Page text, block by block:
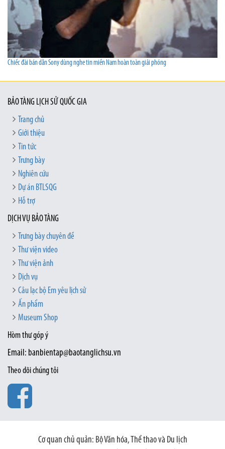
Chiếc đài bán dẫn Sony dùng nghe tin miền Nam hoàn toàn giải phóng
BẢO TÀNG LỊCH SỬ QUỐC GIA
Trang chủ
Giới thiệu
Tin tức
Trưng bày
Nghiên cứu
Dự án BTLSQG
Hỗ trợ
DỊCH VỤ BẢO TÀNG
Trưng bày chuyên đề
Thư viện video
Thư viện ảnh
Dịch vụ
Câu lạc bộ Em yêu lịch sử
Ấn phẩm
Museum Shop
Hòm thư góp ý
Email: banbientap@baotanglichsu.vn
Theo dõi chúng tôi
Cơ quan chủ quản: Bộ Văn hóa, Thể thao và Du lịch